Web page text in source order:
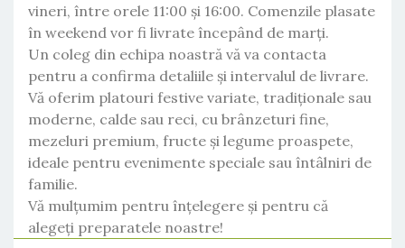
vineri, între orele 11:00 și 16:00. Comenzile plasate
în weekend vor fi livrate începând de marți.
Un coleg din echipa noastră vă va contacta
pentru a confirma detaliile și intervalul de livrare.
Vă oferim platouri festive variate, tradiționale sau
moderne, calde sau reci, cu brânzeturi fine,
mezeluri premium, fructe și legume proaspete,
ideale pentru evenimente speciale sau întâlniri de
familie.
Vă mulțumim pentru înțelegere și pentru că
alegeți preparatele noastre!